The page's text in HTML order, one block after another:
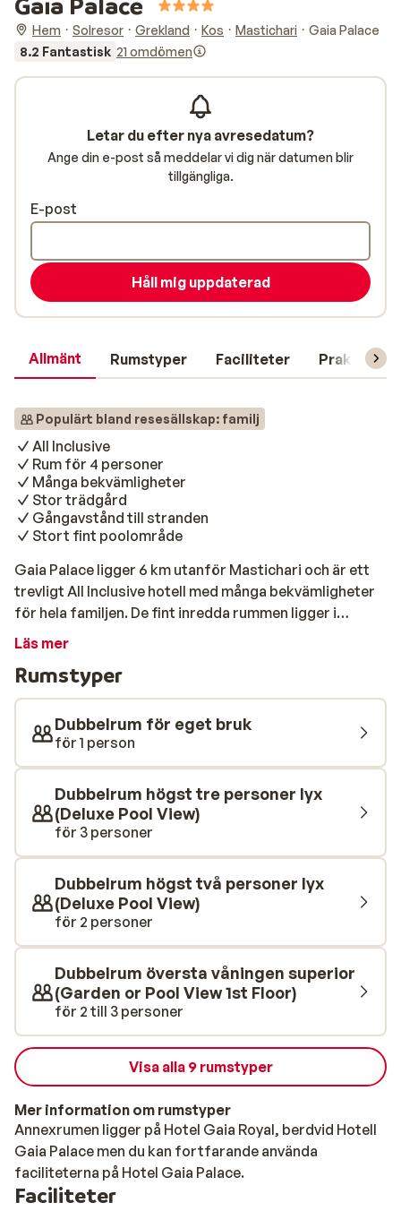
Hem Solresor Grekland Kos Mastichari
Gaia Palace
8.2 Fantastisk 21 omdömen
Allmänt Rumstyper Faciliteter Praktisk
Populärt bland resesällskap: familj
All Inclusive
Rum för 4 personer
Många bekvämligheter
Stor trädgård
Gångavstånd till stranden
Stort fint poolområde
Gaia Palace ligger 6 km utanför Mastichari och är ett
trevligt All Inclusive hotell med många bekvämligheter
för hela familjen. De fint inredda rummen ligger i
trevliga tvåvåningshus omgivna av en fin trädgård med
samlingsplats är det stora fina poolområdet där du kan
bada, njuta av solen och slappna av med en drink från
poolbaren. Föredrar du att tillbringa dagen vi stranden,
då ligger den trevliga sandstranden inom några
minuters gångavstånd från hotellet. På Gaia Palace kan
du unna dig lite extra avslappning under semestern i
det härliga spacentret. Vill du göra av med lite
överskottsenergi finns här många sport- och
fitnessanläggningar. På Gaia Palace behöver du inte du
reservera bord i restaurangen, eftersom du bor med
All Inclusive, där drycker, snacks och måltider ingår i
priset. Mastihari är en livlig semesterort. Här finns
trevliga tavernor med uteservering och barer som har
öppet till sent. Supermarket, butiker och
souvenirbutiker finns även i centrum.
Läs mer
Rumstyper
Dubbelrum för eget bruk
för 1 person
Dubbelrum högst tre personer lyx
(Deluxe Pool View)
för 3 personer
Dubbelrum högst två personer lyx
(Deluxe Pool View)
för 2 personer
Dubbelrum översta våningen superior
(Garden or Pool View 1st Floor)
för 2 till 3 personer
Visa alla 9 rumstyper
Mer information om rumstyper
Annexrumen ligger på Hotel Gaia Royal, berdvid Hotell
Gaia Palace men du kan fortfarande använda
faciliteterna på Hotel Gaia Palace.
Faciliteter
Letar du efter nya avresedatum?
Ange din e-post så meddelar vi dig när datumen blir
tillgängliga.
E-post
Håll mig uppdaterad